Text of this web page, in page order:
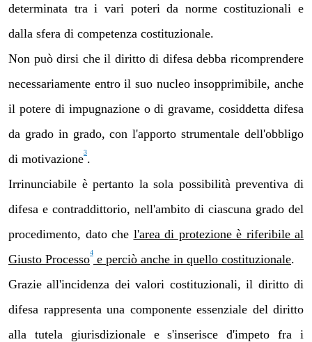
determinata tra i vari poteri da norme costituzionali e
dalla sfera di competenza costituzionale.
Non può dirsi che il diritto di difesa debba ricomprendere
necessariamente entro il suo nucleo insopprimibile, anche
il potere di impugnazione o di gravame, cosiddetta difesa
da grado in grado, con l'apporto strumentale dell'obbligo
di motivazione3.
Irrinunciabile è pertanto la sola possibilità preventiva di
difesa e contraddittorio, nell'ambito di ciascuna grado del
procedimento, dato che l'area di protezione è riferibile al
Giusto Processo4 e perciò anche in quello costituzionale.
Grazie all'incidenza dei valori costituzionali, il diritto di
difesa rappresenta una componente essenziale del diritto
alla tutela giurisdizionale e s'inserisce d'impeto fra i